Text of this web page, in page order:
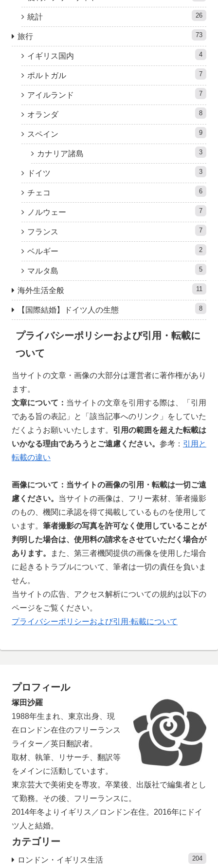
統計 26
旅行 73
イギリス国内 4
ポルトガル 7
アイルランド 7
オランダ 8
スペイン 9
カナリア諸島 3
ドイツ 3
チェコ 6
ノルウェー 7
フランス 7
ベルギー 2
マルタ島 5
海外生活全般 11
【国際結婚】ドイツ人の生態 8
プライバシーポリシーおよび引用・転載に
ついて
当サイトの文章・画像の大部分は運営者に著作権があり
ます。
文章について： 当サイトの文章を引用する際は、「引用
である旨の表記」と「該当記事へのリンク」をしていた
だくようお願いいたします。
引用の範囲を超えた転載は
いかなる理由であろうとご遠慮ください。 参考： 引用と
転載の違い
画像について：当サイトの画像の引用・転載は一切ご遠
慮ください。 当サイトの画像は、フリー素材、筆者撮影
のもの、機関に承認を得て掲載しているものを使用して
います。 筆者撮影の写真を許可なく使用していることが
判明した場合は、使用料の請求をさせていただく場合が
あります。
また、第三者機関提供の画像を使用した場合
に起きるトラブルについて、筆者は一切の責任を負いま
せん。
当サイトの広告、アクセス解析についての規約は以下の
ページをご覧ください。
プライバシーポリシーおよび引用·転載について
プロフィール
塚田沙羅
1988年生まれ、東京出身、現
在ロンドン在住のフリーランス
ライター／英日翻訳者。
取材、執筆、リサーチ、翻訳等
をメインに活動しています。
東京芸大で美術史を専攻。卒業後、出版社で編集者とし
て勤務。その後、フリーランスに。
2014年冬よりイギリス／ロンドン在住。2016年にドイ
ツ人と結婚。
カテゴリー
ロンドン・イギリス生活 204